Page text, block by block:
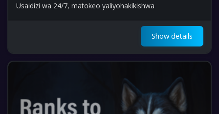
Usaidizi wa 24/7, matokeo yaliyohakikishwa
Show details